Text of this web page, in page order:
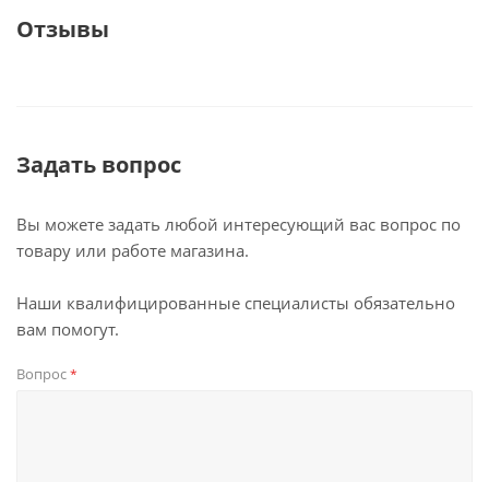
Отзывы
Задать вопрос
Вы можете задать любой интересующий вас вопрос по
товару или работе магазина.
Наши квалифицированные специалисты обязательно
вам помогут.
Вопрос*